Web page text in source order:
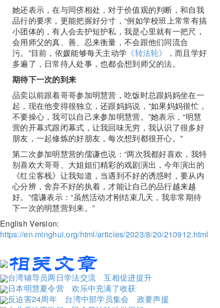
她还表示，在与同侪相处，对于价值观的判断，和自我
品行的要求，更能把握好分寸，“例如学校班上常常有搞
小团体的，有人会去护短护私，我是心里就有一把尺，
会用师父的真、善、忍来衡量，不会跟他们同流合
污。”目前，依媛能够每天主动学 《转法轮》
，而且学好
多遍了，日常待人处事，也都会想到师父的法。
期待下一次的到来
品奕以前跟着哥哥参加明慧营，吃饭时总跟妈妈坐在一
起，现在他变得很独立，还跟妈妈说，“如果妈妈很忙，
不要操心，我可以自己来参加明慧营。”她表示，“明慧
营的开幕式跟闭幕式，让我回味无穷，我认识了很多好
朋友，一起修炼的好朋友，每次想到都很开心。”
第二次参加明慧营的儒谦也说：“两次我都好喜欢，我特
别喜欢大哥哥、大姐姐们精彩的戏剧演出，今年演出的
《红尘客栈》让我知道，当遇到不好的诱惑时，要从内
心分辨，舍弃不好的执着，才能让自己的品行越来越
好。”儒谦表示：“虽然活动才刚结束几天，我非常期待
下一次的明慧营到来。”
English Version:
https://en.minghui.org/html/articles/2023/8/20/210912.html
台湾辅导员两日学法交流 互相促进提升
日本明慧夏令营 欢乐中充满了收获
反迫害24周年 台湾中部学员集会 政要声援